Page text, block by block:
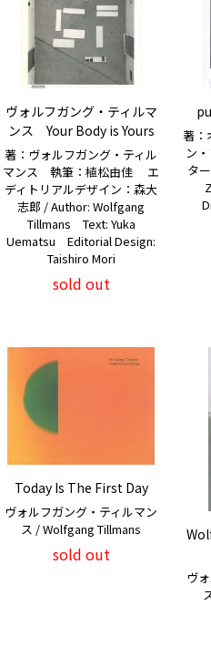
ヴォルフガング・ティルマ
ンス Your Body is Yours
著：ヴォルフガング・ティル
マンス 執筆：植松由佳 エ
ディトリアルデザイン：森大
志郎 / Author: Wolfgang
Tillmans Text: Yuka
Uematsu Editorial Design:
Taishiro Mori
sold out
著：
ン
タ
Today Is The First Day
ヴォルフガング・ティルマン
ス / Wolfgang Tillmans
sold out
ヴ